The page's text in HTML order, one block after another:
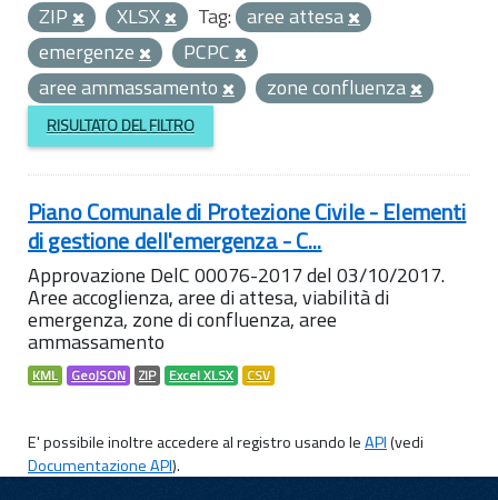
ZIP
XLSX Tag: aree attesa
emergenze
PCPC
aree ammassamento
zone confluenza
RISULTATO DEL FILTRO
Piano Comunale di Protezione Civile - Elementi
di gestione dell'emergenza - C...
Approvazione DelC 00076-2017 del 03/10/2017.
Aree accoglienza, aree di attesa, viabilità di
emergenza, zone di confluenza, aree
ammassamento
KML GeoJSON ZIP Excel XLSX CSV
E' possibile inoltre accedere al registro usando leAPI(vedi
Documentazione API).